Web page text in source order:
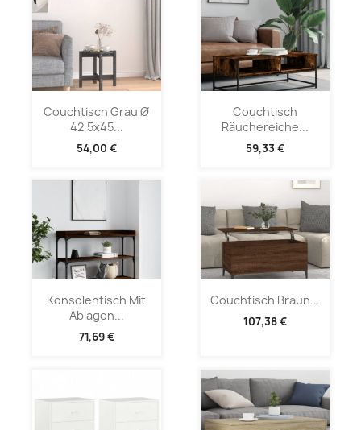
Couchtisch Grau Ø
42,5x45...
54,00 €
Couchtisch
Räuchereiche...
59,33 €
Konsolentisch Mit
Ablagen...
71,69 €
Couchtisch Braun...
107,38 €